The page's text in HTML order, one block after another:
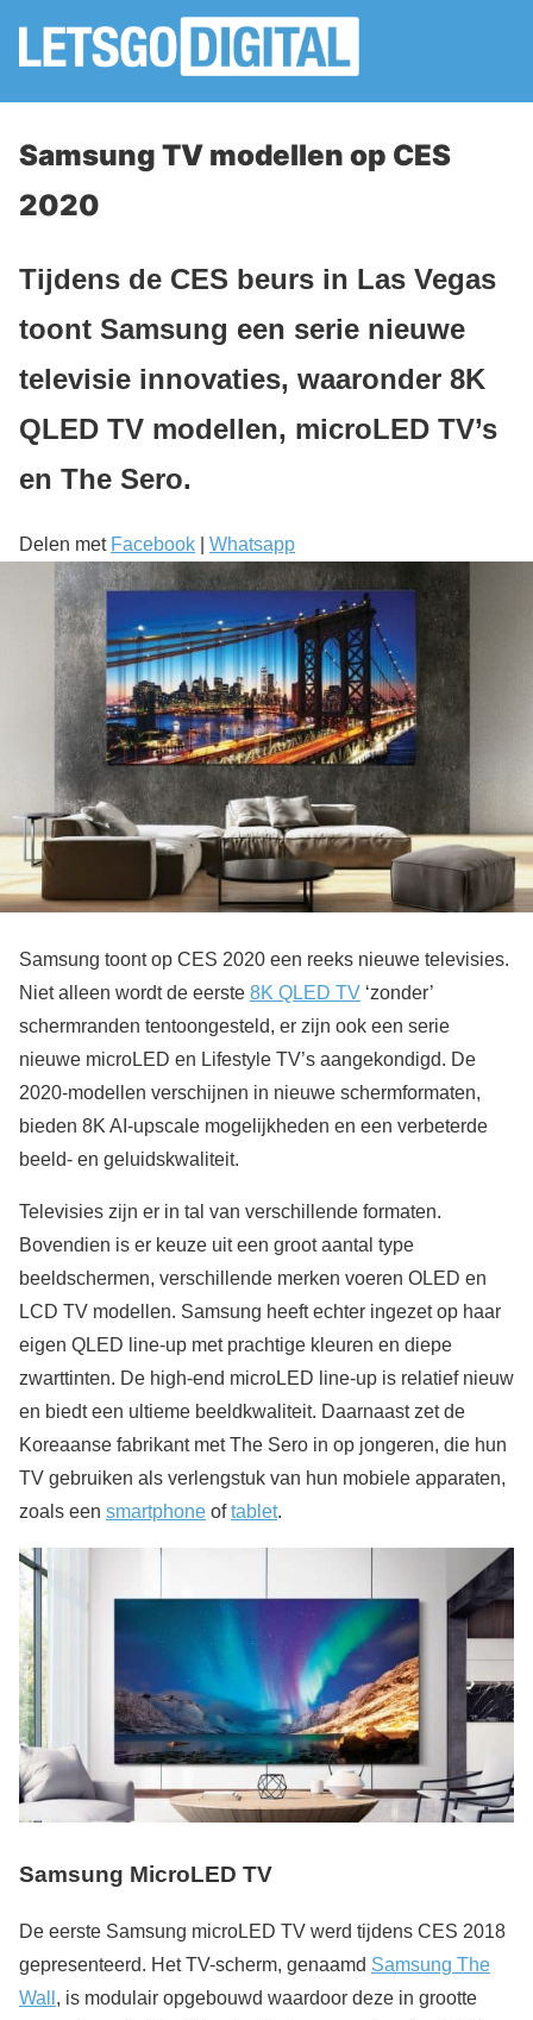
Samsung TV modellen op CES
2020
Tijdens de CES beurs in Las Vegas
toont Samsung een serie nieuwe
televisie innovaties, waaronder 8K
QLED TV modellen, microLED TV’s
en The Sero.
Delen met Facebook Whatsapp
Samsung toont op CES 2020 een reeks nieuwe televisies.
Niet alleen wordt de eerste 8K QLED TV ‘zonder’
schermranden tentoongesteld, er zijn ook een serie
nieuwe microLED en Lifestyle TV’s aangekondigd. De
2020-modellen verschijnen in nieuwe schermformaten,
bieden 8K AI-upscale mogelijkheden en een verbeterde
beeld- en geluidskwaliteit.
Televisies zijn er in tal van verschillende formaten.
Bovendien is er keuze uit een groot aantal type
beeldschermen, verschillende merken voeren OLED en
LCD TV modellen. Samsung heeft echter ingezet op haar
eigen QLED line-up met prachtige kleuren en diepe
zwarttinten. De high-end microLED line-up is relatief nieuw
en biedt een ultieme beeldkwaliteit. Daarnaast zet de
Koreaanse fabrikant met The Sero in op jongeren, die hun
TV gebruiken als verlengstuk van hun mobiele apparaten,
zoals een smartphone oftablet.
Samsung MicroLED TV
De eerste Samsung microLED TV werd tijdens CES 2018
gepresenteerd. Het TV-scherm, genaamd Samsung The
Wall , is modulair opgebouwd waardoor deze in grootte